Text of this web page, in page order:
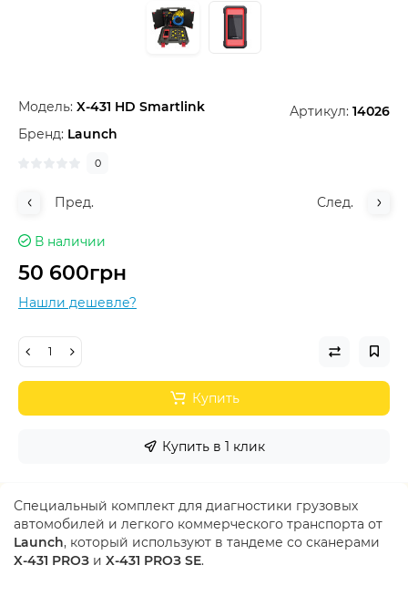
Модель: X-431 HD Smartlink Артикул: 14026
Бренд: Launch
0
Пред. След.
В наличии
50 600грн
Нашли дешевле?
Купить
Купить в 1 клик
Специальный комплект для диагностики грузовых
автомобилей и легкого коммерческого транспорта от
Launch, который используют в тандеме со сканерами
X-431 PROЗ и X-431 PROЗ SE.